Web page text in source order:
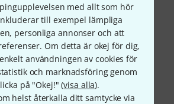
med allt som hör
till exempel lämpliga
personliga annonser och att
Om detta är okej för dig,
användningen av cookies för
och marknadsföring genom
på "Okej!" (visa alla).
helst återkalla ditt samtycke via
pretty lightweight case that fits my
off 1 star because it would have
of extra space for cables -- even
in I'm a bit scared I'm going to
I'm confident this will keep my Rev2